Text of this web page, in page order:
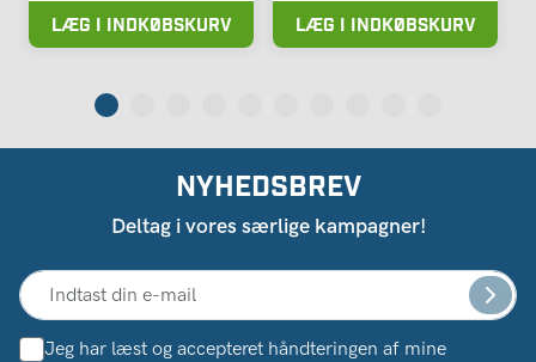
LÆG I INDKØBSKURV LÆG I INDKØBSKURV
NYHEDSBREV
Deltag i vores særlige kampagner!
Jeg har læst og accepteret håndteringen af ​​mine